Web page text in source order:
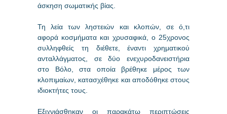
άσκηση σωματικής βίας.
Τη λεία των ληστειών και κλοπών, σε ό,τι
αφορά κοσμήματα και χρυσαφικά, ο 25χρονος
συλληφθείς τη διέθετε, έναντι χρηματικού
ανταλλάγματος, σε δύο ενεχυροδανειστήρια
στο Βόλο, στα οποία βρέθηκε μέρος των
κλοπιμαίων, κατασχέθηκε και αποδόθηκε στους
ιδιοκτήτες τους.
Εξιχνιάσθηκαν οι παρακάτω περιπτώσεις